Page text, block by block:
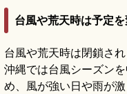
台風や荒天時は予定
台風や荒天時は閉鎖され
沖縄では台風シーズン
め、風が強い日や雨が